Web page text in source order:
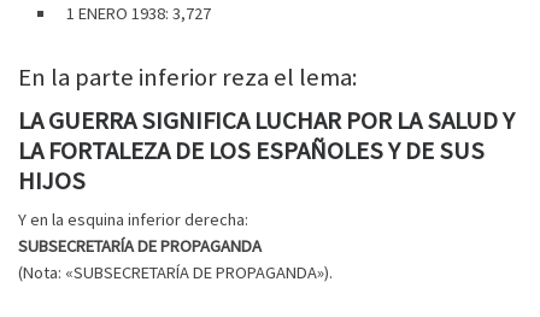
1 ENERO 1938: 3,727
En la parte inferior reza el lema:
LA GUERRA SIGNIFICA LUCHAR POR LA SALUD Y
LA FORTALEZA DE LOS ESPAÑOLES Y DE SUS
HIJOS
Y en la esquina inferior derecha:
SUBSECRETARÍA DE PROPAGANDA
(Nota: «SUBSECRETARÍA DE PROPAGANDA»).